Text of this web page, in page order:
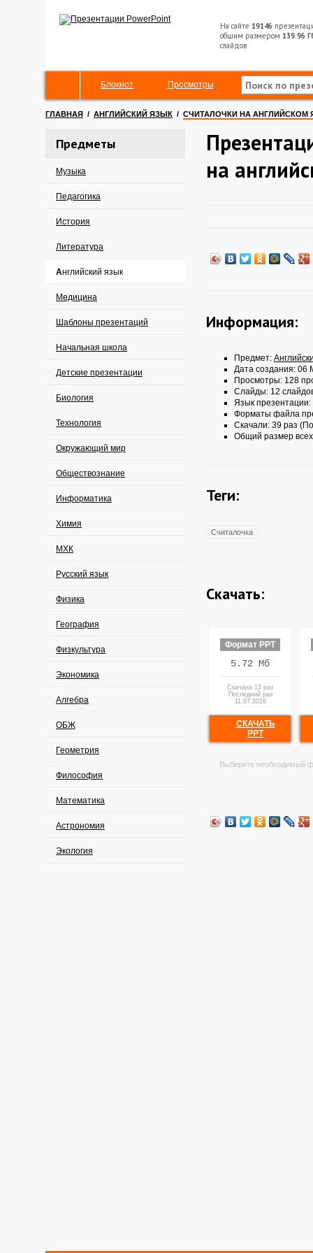
На сайте 19146
общим размером 139.96
слайдов
Блокнот Просмотры
ГЛАВНАЯ / АНГЛИЙСКИЙ ЯЗЫК / СЧИТАЛОЧКИ НА АНГЛИЙСКОМ
Предметы
Музыка
Педагогика
История
Литература
Английский язык
Медицина
Шаблоны презентаций
Начальная школа
Детские презентации
Биология
Технология
Окружающий мир
Обществознание
Информатика
Химия
МХК
Русский язык
Физика
География
Физкультура
Экономика
Алгебра
ОБЖ
Геометрия
Философия
Математика
Астрономия
Экология
на
Информация:
Предмет:
Дата создания: 06
Просмотры: 128
Слайды: 12
Язык презентации:
Форматы файла
Скачали: 39 раз
Общий размер
Теги:
Считалочка
Скачать:
Формат PPT
5.72 Мб
Скачана 13 раз
Последний раз
11.07.2026
СКАЧАТЬ
PPT
Выберите необходимый